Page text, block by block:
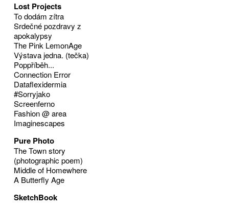
Lost Projects
To dodám zítra
Srdečné pozdravy z
apokalypsy
The Pink LemonAge
Výstava jedna. (tečka)
Poppříběh...
Connection Error
Dataflexidermia
#Sorryjako
Screenferno
Fashion @ area
Imaginescapes
Pure Photo
The Town story
(photographic poem)
Middle of Homewhere
A Butterfly Age
SketchBook